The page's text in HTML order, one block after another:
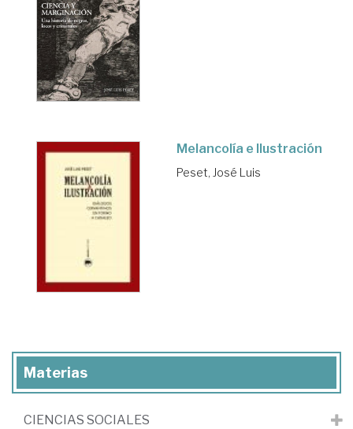
Melancolía e Ilustración
Peset, José Luis
Materias
CIENCIAS SOCIALES